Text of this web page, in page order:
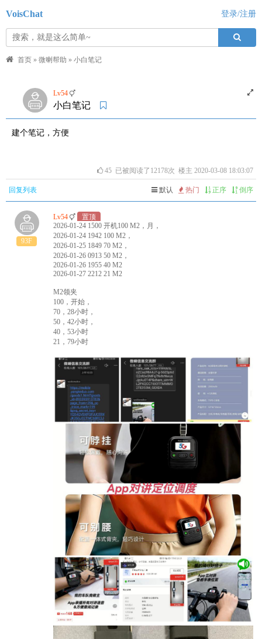
VoisChat 登录/注册
首页 » 微喇帮助 » 小白笔记
Lv54
小白笔记
建个笔记，方便
45 已被阅读了12178次 楼主 2020-03-08 18:03:07
回复列表 默认 热门 正序 倒序
93F
Lv54
置顶
2026-01-24 1500 开机100 M2，月，
2026-01-24 1942 100 M2，
2026-01-25 1849 70 M2，
2026-01-26 0913 50 M2，
2026-01-26 1955 40 M2
2026-01-27 2212 21 M2
M2领夹
100，开始，
70，28小时，
50，42小时，
40，53小时
21，79小时